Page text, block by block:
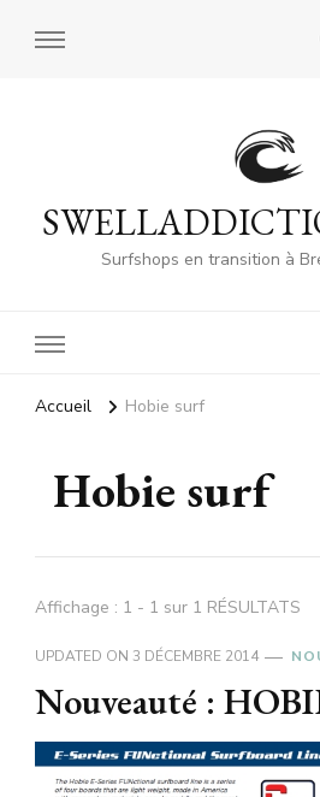
Surfshops en transition à
Accueil Hobie surf
Hobie surf
Affichage : 1 - 1 sur 1 RÉSULTATS
UPDATED ON 3 DÉCEMBRE 2014
Nouveauté :